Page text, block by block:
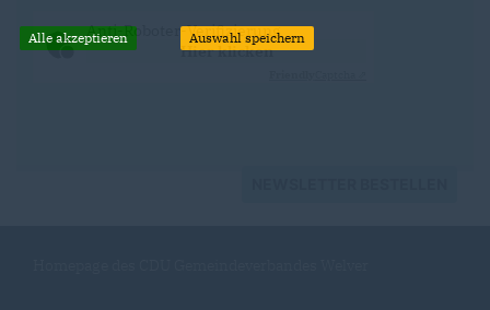
Anti-Roboter-Verifizierung
Hier klicken
Alle akzeptieren Auswahl speichern